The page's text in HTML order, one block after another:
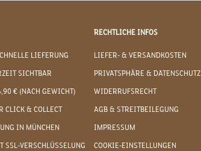
LIEFERUNG
SICHTBAR
€ (NACH GEWICHT)
CLICK & COLLECT
IN MÜNCHEN
SSL-VERSCHLÜSSELUNG
RECHTLICHE INFOS
LIEFER- & VERSANDKOSTEN
PRIVATSPHÄRE & DATENSCHUTZ
WIDERRUFSRECHT
AGB & STREITBEILEGUNG
IMPRESSUM
COOKIE-EINSTELLUNGEN